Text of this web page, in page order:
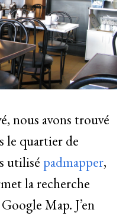
nous avons trouvé
le quartier de
utilisé padmapper,
la recherche
Map. J’en